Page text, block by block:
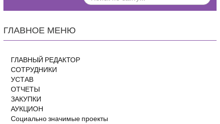
ПО
ГЛАВНОЕ МЕНЮ
ГЛАВНЫЙ РЕДАКТОР
СОТРУДНИКИ
УСТАВ
ОТЧЕТЫ
ЗАКУПКИ
АУКЦИОН
Социально значимые проекты